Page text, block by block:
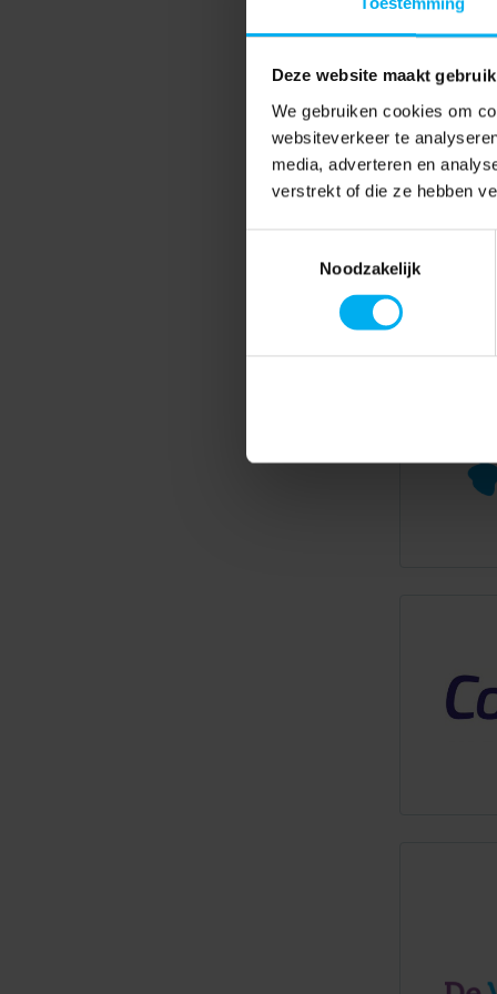
Deze website maakt
We gebruiken cookies om
websiteverkeer te
media, adverteren en
verstrekt of die ze hebben
Noodzakelijk